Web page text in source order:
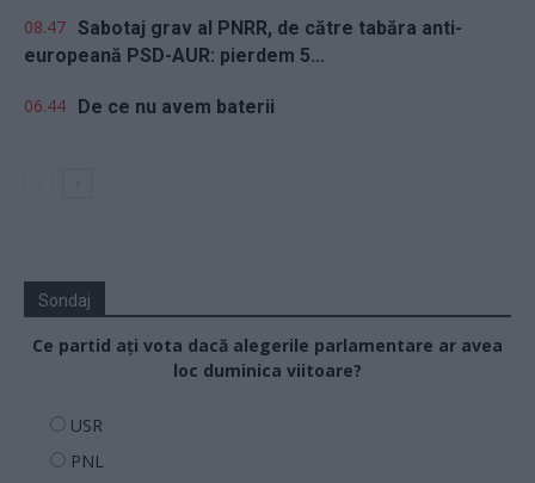
08.47 Sabotaj grav al PNRR, de către tabăra anti-
europeană PSD-AUR: pierdem 5...
06.44 De ce nu avem baterii
Sondaj
Ce partid ați vota dacă alegerile parlamentare ar avea
loc duminica viitoare?
USR
PNL